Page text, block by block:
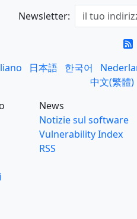
Newsletter:
日本語 한국어
中文(繁體)
News
Notizie sul software
Vulnerability Index
RSS